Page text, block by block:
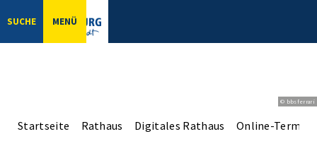
SUCHE MENÜ
© bbsferrari
Startseite Rathaus Digitales Rathaus Online-